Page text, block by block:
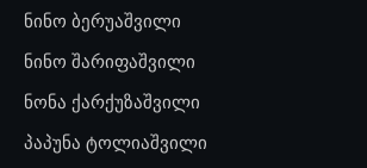
ნინო ბერუაშვილი
ნინო შარიფაშვილი
ნონა ქარქუზაშვილი
პაპუნა ტოლიაშვილი